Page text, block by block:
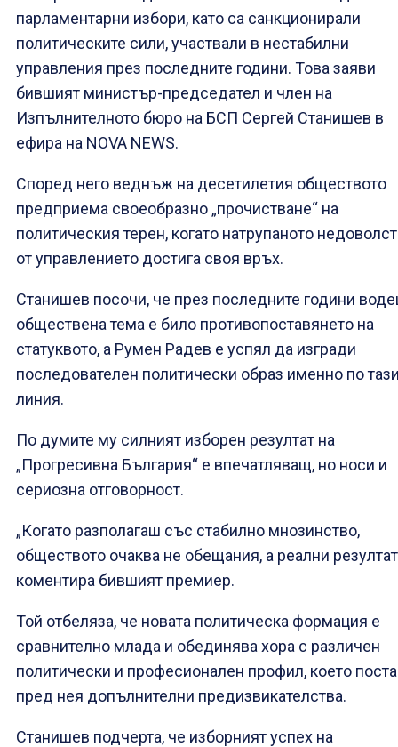
парламентарни избори, като са санкционирали
политическите сили, участвали в нестабилни
управления през последните години. Това заяви
бившият министър-председател и член на
Изпълнителното бюро на БСП Сергей Станишев в
ефира на NOVA NEWS.
Според него веднъж на десетилетия обществото
предприема своеобразно „прочистване“ на
политическия терен, когато натрупаното
от управлението достига своя връх.
Станишев посочи, че през последните години
обществена тема е било противопоставянето на
статуквото, а Румен Радев е успял да изгради
последователен политически образ именно по
линия.
По думите му силният изборен резултат на
„Прогресивна България“ е впечатляващ, но носи и
сериозна отговорност.
„Когато разполагаш със стабилно мнозинство,
обществото очаква не обещания, а реални
коментира бившият премиер.
Той отбеляза, че новата политическа формация е
сравнително млада и обединява хора с различен
политически и професионален профил, което
пред нея допълнителни предизвикателства.
Станишев подчерта, че изборният успех на